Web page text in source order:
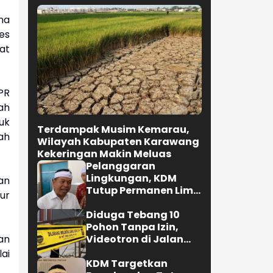
Terdampak Musim Kemarau,
Wilayah Kabupaten Karawang
Kekeringan Makin Meluas
Pelanggaran
Lingkungan, KDM
Tutup Permanen Lima
di Cipatat
Diduga Tebang 10
Pohon Tanpa Izin,
Videotron di Jalan
Bandung Disegel
KDM Targetkan